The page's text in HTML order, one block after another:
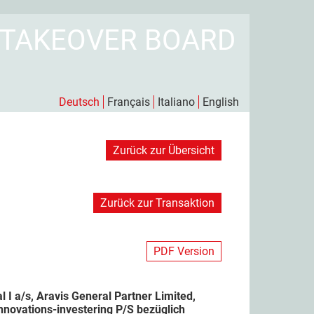
BOARD
Deutsch Français Italiano English
Zurück zur Übersicht
Zurück zur Transaktion
PDF Version
I a/s, Aravis General Partner Limited,
investering P/S bezüglich